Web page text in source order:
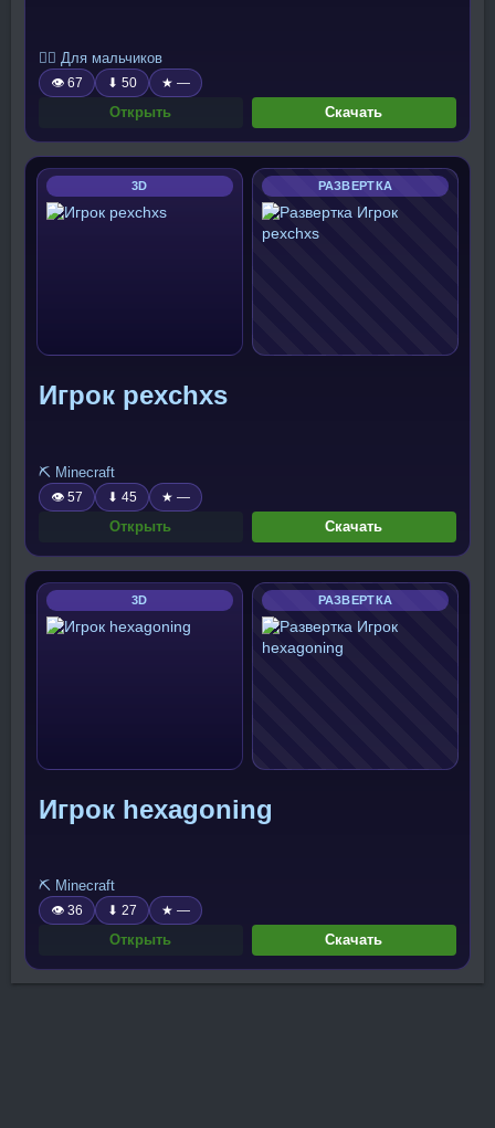
🧍‍♂️ Для мальчиков
👁 67 ⬇ 50 ★ —
Открыть Скачать
3D РАЗВЕРТКА
Игрок pexchxs
⛏️ Minecraft
👁 57 ⬇ 45 ★ —
Открыть Скачать
3D РАЗВЕРТКА
Игрок hexagoning
⛏️ Minecraft
👁 36 ⬇ 27 ★ —
Открыть Скачать